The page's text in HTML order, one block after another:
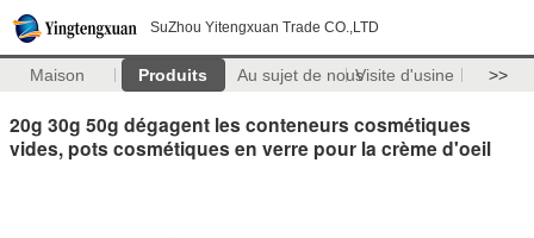
SuZhou Yitengxuan Trade CO.,LTD
Maison Produits Au sujet de nousVisite d'usine >>
20g 30g 50g dégagent les conteneurs cosmétiques
vides, pots cosmétiques en verre pour la crème d'oeil